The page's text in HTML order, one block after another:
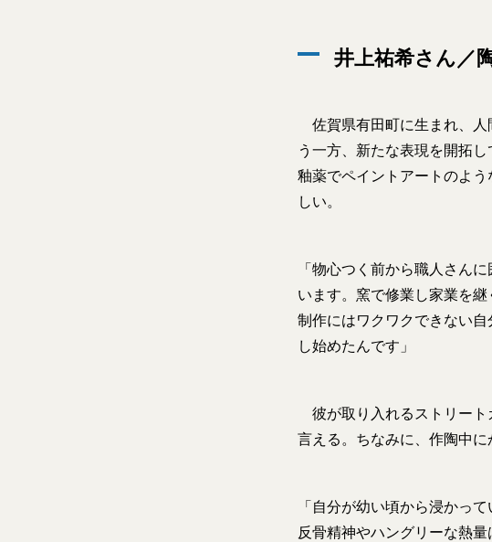
井上祐希さん／
佐賀県有田町に生まれ、人
う一方、新たな表現を開拓
釉薬でペイントアートのよ
しい。
「物心つく前から職人さん
います。窯で修業し家業を
制作にはワクワクできない
し始めたんです」
彼が取り入れるストリート
言える。ちなみに、作陶中に
「自分が幼い頃から浸かっ
反骨精神やハングリーな熱